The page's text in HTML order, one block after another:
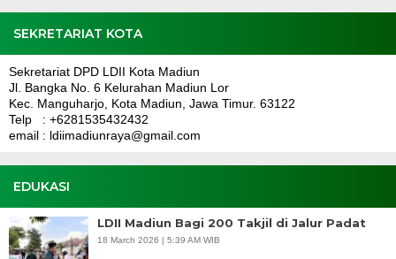
SEKRETARIAT KOTA
Sekretariat DPD LDII Kota Madiun
Jl. Bangka No. 6 Kelurahan Madiun Lor
Kec. Manguharjo, Kota Madiun, Jawa Timur. 63122
Telp : +6281535432432
email : ldiimadiunraya@gmail.com
EDUKASI
LDII Madiun Bagi 200 Takjil di Jalur Padat
18 March 2026 | 5:39 AM WIB